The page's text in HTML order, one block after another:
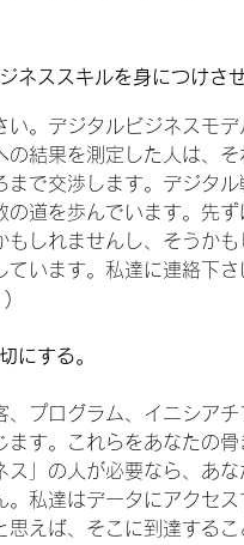
ネススキルを身につけさせ
。デジタルビジネスモ
結果を測定した人は、
で交渉します。デジタ
道を歩んでいます。先
もしれませんし、そうか
います。私達に連絡下
)
にする。
プログラム、イニシア
す。これらをあなたの
」の人が必要なら、あな
。私達はデータにアクセ
えば、そこに到達する